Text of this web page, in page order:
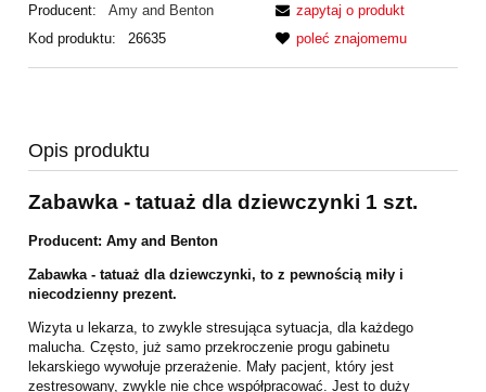
Producent:
Amy and Benton
Kod produktu:
26635
zapytaj o produkt
poleć znajomemu
Opis produktu
Zabawka - tatuaż dla dziewczynki 1 szt.
Producent: Amy and Benton
Zabawka - tatuaż dla dziewczynki, to z pewnością miły i
niecodzienny prezent.
Wizyta u lekarza, to zwykle stresująca sytuacja, dla każdego
malucha. Często, już samo przekroczenie progu gabinetu
lekarskiego wywołuje przerażenie. Mały pacjent, który jest
zestresowany, zwykle nie chce współpracować. Jest to duży